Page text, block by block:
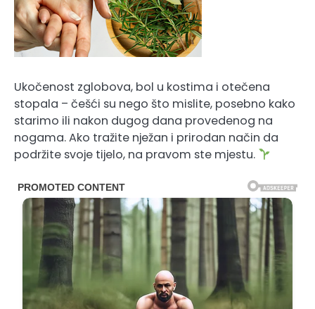
Ukočenost zglobova, bol u kostima i otečena
stopala – češći su nego što mislite, posebno kako
starimo ili nakon dugog dana provedenog na
nogama. Ako tražite nježan i prirodan način da
podržite svoje tijelo, na pravom ste mjestu.